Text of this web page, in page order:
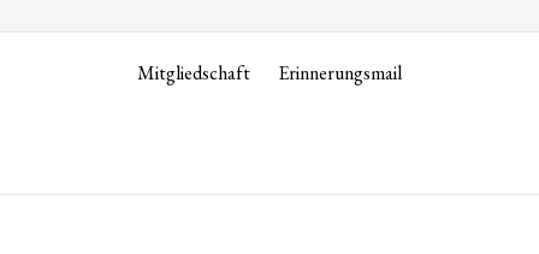
Mitgliedschaft Erinnerungsmail